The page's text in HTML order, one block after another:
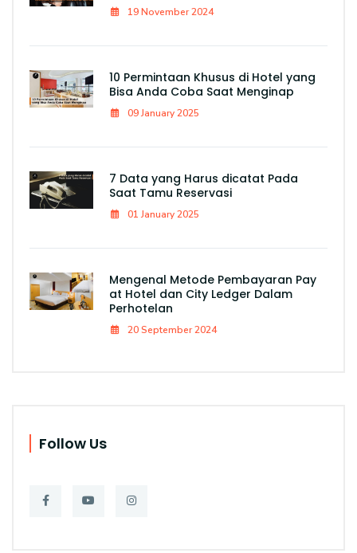
19 November 2024
10 Permintaan Khusus di Hotel yang
Bisa Anda Coba Saat Menginap
09 January 2025
7 Data yang Harus dicatat Pada
Saat Tamu Reservasi
01 January 2025
Mengenal Metode Pembayaran Pay
at Hotel dan City Ledger Dalam
Perhotelan
20 September 2024
Follow Us